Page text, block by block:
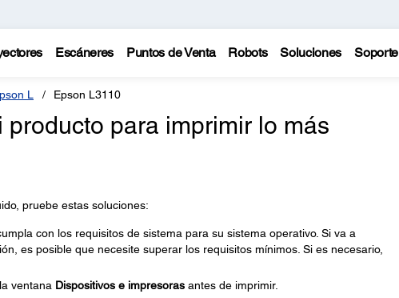
Escáneres Puntos de Venta Robots Soluciones Soporte
L Epson L3110
para imprimir lo más
pruebe estas soluciones:
con los requisitos de sistema para su sistema operativo. Si va a
es posible que necesite superar los requisitos mínimos. Si es necesario,
ventana Dispositivos e impresorasantes de imprimir.